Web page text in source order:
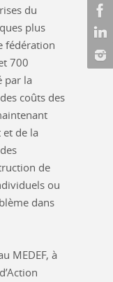
du
plus
fédération
700
par la
coûts des
de la
de
ou
dans
MEDEF, à